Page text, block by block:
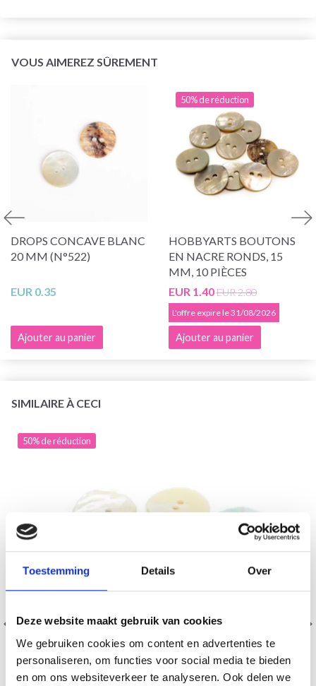
Toestemming Details Over
Deze website maakt gebruik van cookies
We gebruiken cookies om content en advertenties te
personaliseren, om functies voor social media te bieden
en om ons websiteverkeer te analyseren. Ook delen we
VOUS AIMEREZ SÛREMENT
DROPS CONCAVE BLANC
20 MM (N°522)
EUR 0.35
Ajouter au panier
50% de réduction
HOBBYARTS BOUTONS
EN NACRE RONDS, 15
MM, 10 PIÈCES
EUR 1.40EUR 2.80
L'offre expire le 31/08/2026
Ajouter au panier
SIMILAIRE À CECI
50% de réduction